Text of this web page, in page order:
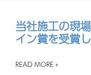
当社施工の現
イン賞を受賞
READ MORE »